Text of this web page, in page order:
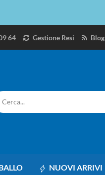
64 Gestione Resi Blog
NUOVI ARRIVI